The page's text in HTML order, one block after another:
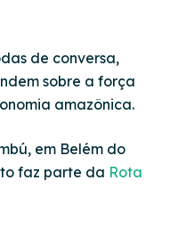
de conversa,
sobre a força
amazônica.
em Belém do
faz parte da Rota